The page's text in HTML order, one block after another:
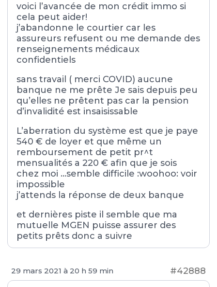
voici l’avancée de mon crédit immo si
cela peut aider!
j’abandonne le courtier car les
assureurs refusent ou me demande des
renseignements médicaux
confidentiels
sans travail ( merci COVID) aucune
banque ne me prête Je sais depuis peu
qu’elles ne prêtent pas car la pension
d’invalidité est insaisissable
L’aberration du système est que je paye
540 € de loyer et que même un
remboursement de petit pr^t
mensualités a 220 € afin que je sois
chez moi …semble difficile :woohoo: voir
impossible
j’attends la réponse de deux banque
et dernières piste il semble que ma
mutuelle MGEN puisse assurer des
petits prêts donc a suivre
29 mars 2021 à 20 h 59 min #42888